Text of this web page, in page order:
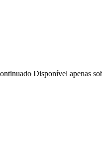
Disponível apenas